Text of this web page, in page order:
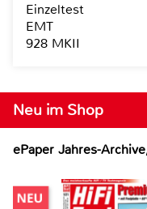
Neu im Shop
ePaper Jahres-
Einzeltest
EMT
928 MKII